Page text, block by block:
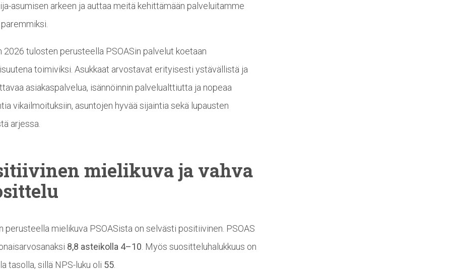
asumisen arkeen ja auttaa meitä kehittämään palveluitamme
2026 tulosten perusteella PSOASin palvelut koetaan
toimiviksi. Asukkaat arvostavat erityisesti ystävällistä ja
asiakaspalvelua, isännöinnin palvelualttiutta ja nopeaa
vikailmoituksiin, asuntojen hyvää sijaintia sekä lupausten
arjessa.
mielikuva ja vahva
perusteella mielikuva PSOASista on selvästi positiivinen. PSOAS
8,8 asteikolla 4–10 . Myös suositteluhalukkuus on
tasolla, sillä NPS-luku oli 55